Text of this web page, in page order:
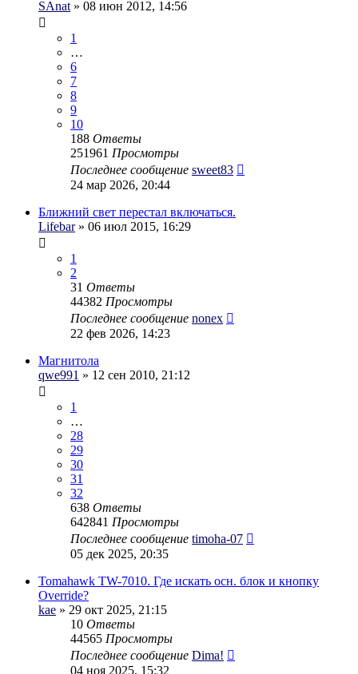
SAnat » 08 июн 2012, 14:56
1
…
6
7
8
9
10
188 Ответы
251961 Просмотры
Последнее сообщение sweet83
24 мар 2026, 20:44
Ближний свет перестал включаться.
Lifebar» 06 июл 2015, 16:29
1
2
31 Ответы
44382 Просмотры
Последнее сообщение nonex
22 фев 2026, 14:23
Магнитола
qwe991 » 12 сен 2010, 21:12
1
…
28
29
30
31
32
638 Ответы
642841 Просмотры
Последнее сообщение timoha-07
05 дек 2025, 20:35
Tomahawk TW-7010. Где искать осн. блок и кнопку
Override?
kae » 29 окт 2025, 21:15
10 Ответы
44565 Просмотры
Последнее сообщение Dima!
04 ноя 2025, 15:32